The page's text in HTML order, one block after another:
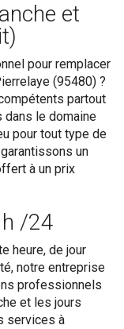
et
pour remplacer
(95480) ?
partout
le domaine
pour tout type de
un
à un prix
/24
heure, de jour
notre entreprise
professionnels
et les jours
services à